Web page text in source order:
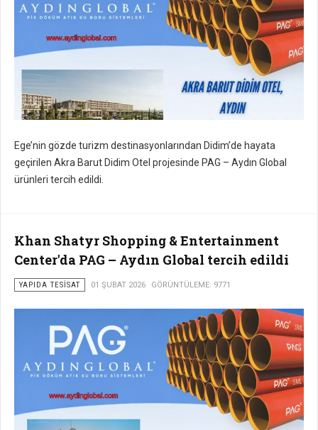
Ege’nin gözde turizm destinasyonlarından Didim’de hayata
geçirilen Akra Barut Didim Otel projesinde PAG – Aydın Global
ürünleri tercih edildi.
Khan Shatyr Shopping & Entertainment
Center'da PAG – Aydın Global tercih edildi
YAPIDA TESISAT 01 ŞUBAT 2026 GÖRÜNTÜLEME: 9771